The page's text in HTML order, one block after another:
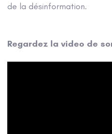
de la désinformation.
Regardez la video de